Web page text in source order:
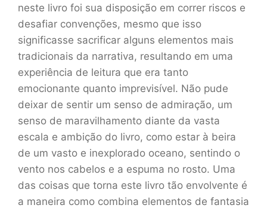
neste livro foi sua disposição em correr riscos e
desafiar convenções, mesmo que isso
significasse sacrificar alguns elementos mais
tradicionais da narrativa, resultando em uma
experiência de leitura que era tanto
emocionante quanto imprevisível. Não pude
deixar de sentir um senso de admiração, um
senso de maravilhamento diante da vasta
escala e ambição do livro, como estar à beira
de um vasto e inexplorado oceano, sentindo o
vento nos cabelos e a espuma no rosto. Uma
das coisas que torna este livro tão envolvente é
a maneira como combina elementos de fantasia